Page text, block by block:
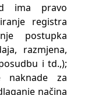
ima pravo
registra
postupka
razmjena,
i td.,);
naknade za
načina